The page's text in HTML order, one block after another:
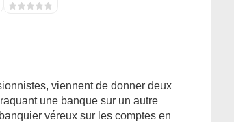
viennent de donner deux
une banque sur un autre
véreux sur les comptes en